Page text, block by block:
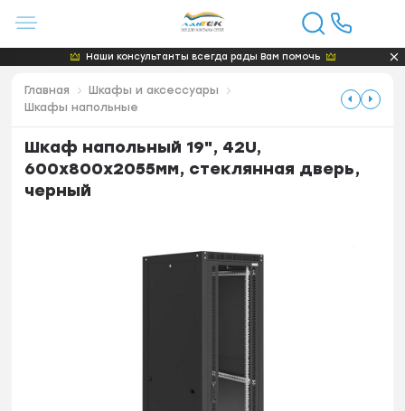
Наши консультанты всегда рады Вам помочь
Главная
Шкафы и аксессуары
Шкафы напольные
Шкаф напольный 19", 42U,
600х800x2055мм, стеклянная дверь,
черный